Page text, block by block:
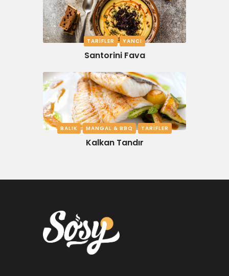
TARIFLER YANCI
Santorini Fava
BALIK MANGAL & BBQ TARIFLER
Kalkan Tandır